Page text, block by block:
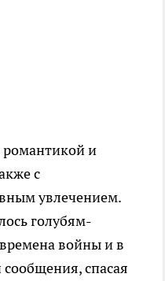
романтикой и
с
увлечением.
голубям-
войны и в
спасая